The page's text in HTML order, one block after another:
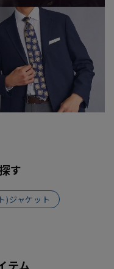
す
)ジャケット
テム